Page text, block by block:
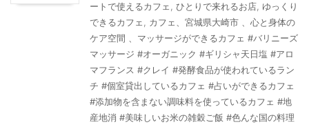
ートで使えるカフェ
ひとりで来れるお店 ゆっくり
できるカフェ
カフェ、宮城県大崎市 、心と身体の
ケア空間 、マッサージができるカフェ #バリニーズ
マッサージ #オーガニック #ギリシャ天日塩 #アロ
マフランス #クレイ #発酵食品が使われているラン
チ #個室貸出しているカフェ #占いができるカフェ
#添加物を含まない調味料を使っているカフェ #地
産地消 #美味しいお米の雑穀ご飯 #色んな国の料理